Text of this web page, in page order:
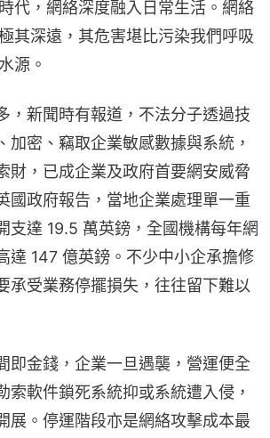
代，網絡深度融入日常生活。網絡
其深遠，其危害堪比污染我們呼吸
源。
，新聞時有報道，不法分子透過技
加密、竊取企業敏感數據與系統，
財，已成企業及政府首要網安威脅
國政府報告，當地企業處理單一重
支達 19.5 萬英鎊，全國機構每年網
達 147 億英鎊。不少中小企承擔修
承受業務停擺損失，往往留下難以
即金錢，企業一旦遇襲，營運便全
索軟件鎖死系統抑或系統遭入侵，
展。停運階段亦是網絡攻擊成本最